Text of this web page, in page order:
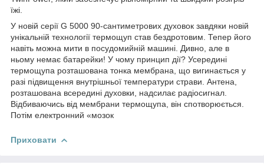
їжі.
У новій серії G 5000 90-сантиметрових духовок завдяки новій
унікальній технології термощуп став бездротовим. Тепер його
навіть можна мити в посудомийній машині. Дивно, але в
ньому немає батарейки! У чому принцип дії? Усередині
термощупа розташована тонка мембрана, що вигинається у
разі підвищення внутрішньої температури страви. Антена,
розташована всередині духовки, надсилає радіосигнал.
Відбиваючись від мембрани термощупа, він спотворюється.
Потім електронний «мозок
Приховати